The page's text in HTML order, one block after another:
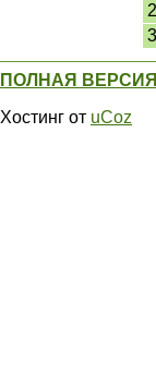
ПОЛНАЯ
Хостинг от uCoz